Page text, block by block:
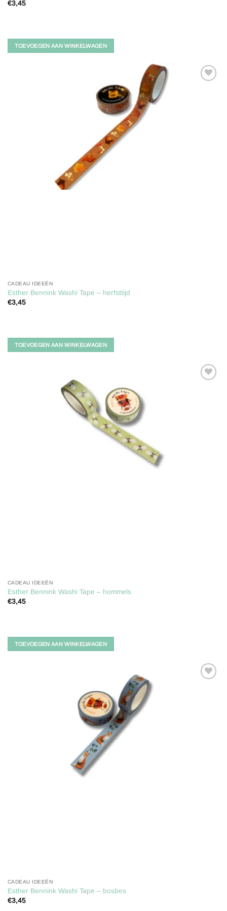
€3,45
TOEVOEGEN AAN WINKELWAGEN
CADEAU IDEEËN
Esther Bennink Washi Tape – herfsttijd
€3,45
TOEVOEGEN AAN WINKELWAGEN
CADEAU IDEEËN
Esther Bennink Washi Tape – hommels
€3,45
TOEVOEGEN AAN WINKELWAGEN
CADEAU IDEEËN
Esther Bennink Washi Tape – bosbes
€3,45